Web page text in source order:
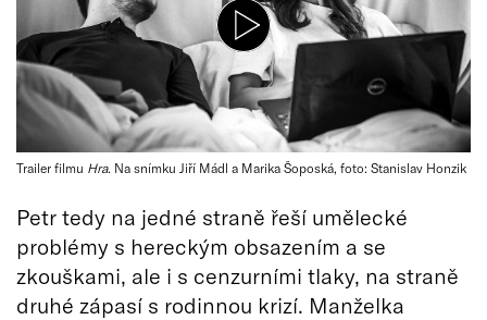
Trailer filmu Hra. Na snímku Jiří Mádl a Marika Šoposká, foto: Stanislav Honzik
Petr tedy na jedné straně řeší umělecké
problémy s hereckým obsazením a se
zkouškami, ale i s cenzurními tlaky, na straně
druhé zápasí s rodinnou krizí. Manželka